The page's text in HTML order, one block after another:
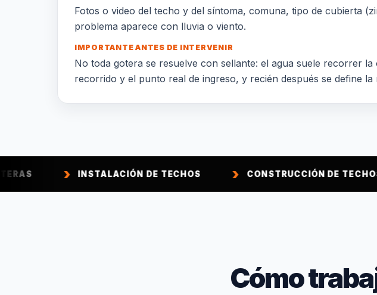
Fotos o video del techo y del síntoma, comuna, tipo de cubierta
problema aparece con lluvia o viento.
IMPORTANTE ANTES DE INTERVENIR
No toda gotera se resuelve con sellante: el agua suele recorrer
recorrido y el punto real de ingreso, y recién después se define la
INSTALACIÓN DE TECHOS CONSTRUCCIÓN DE TECHOS
Cómo